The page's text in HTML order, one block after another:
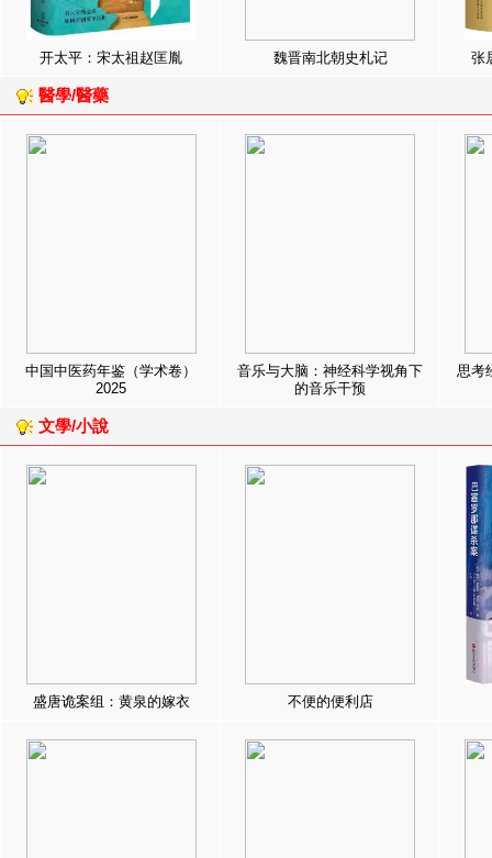
开太平：宋太祖赵匡胤 魏晋南北朝史札记 张
醫學/醫藥
中国中医药年鉴（学术卷）
2025
音乐与大脑：神经科学视角下
的音乐干预
思考
文學/小說
盛唐诡案组：黄泉的嫁衣 不便的便利店